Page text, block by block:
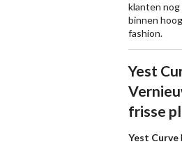
klanten nog
binnen
fashion.
Yest
frisse
Yest Curve